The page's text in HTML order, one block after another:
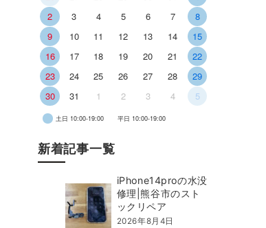
2
3 4 5 6 7
8
9
10 11 12 13 14
15
16
17 18 19 20 21
22
23
24 25 26 27 28
29
30
31 1 2 3 4 5
土日 10:00-19:00 平日 10:00-19:00
新着記事一覧
iPhone14proの水没
修理|熊谷市のスト
ックリペア
2026年8月4日